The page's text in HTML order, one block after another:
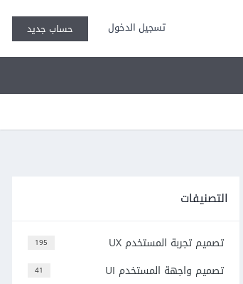
تسجيل الدخول حساب جديد
التصنيفات
195 تصميم تجربة المستخدم UX
41 تصميم واجهة المستخدم UI